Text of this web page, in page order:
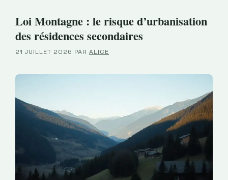
Loi Montagne : le risque d’urbanisation
des résidences secondaires
21 JUILLET 2026 PAR ALICE